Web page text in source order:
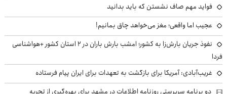
فواید مهم صاف نشستن که باید بدانید
عجیب اما واقعی؛ مغز می‌خواهد چاق بمانیم!
نفوذ جریان بارش‌زا به کشور؛ امشب بارش باران در ۲ استان کشور +هواشناسی
فردا
غریب‌آبادی: آمریکا برای بازگشت به تعهدات برای ایران پیام فرستاده
دو برنامه سرپرستی روزنامه اطلاعات در مشهد برای بهره‌گیری از تجربه